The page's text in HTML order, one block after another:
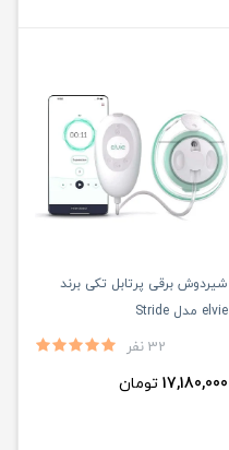
شیردوش برقی پرتابل تکی برند
elvie مدل Stride
32 نفر
17,180,000 تومان